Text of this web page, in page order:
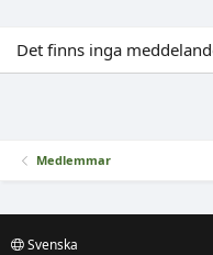
Det finns inga
Medlemmar
Svenska